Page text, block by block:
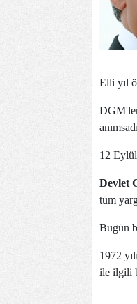
Elli yıl
12
Devlet
tüm
Bugün
1972
ile ilgili